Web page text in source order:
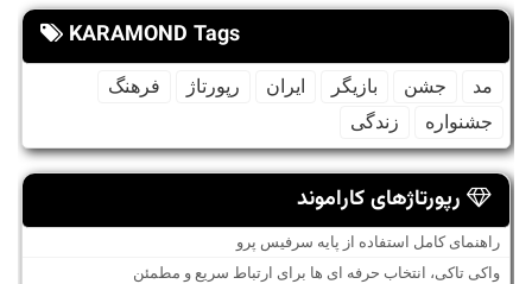
KARAMOND Tags
مد جشن بازیگر ایران رپورتاژ
فرهنگ
جشنواره
زندگی
رپورتاژهای کاراموند
راهنمای کامل استفاده از پایه سرفیس پرو
واکی تاکی، انتخاب حرفه ای ها برای ارتباط سریع و مطمئن